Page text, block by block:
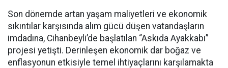
Son dönemde artan yaşam maliyetleri ve ekonomik
sıkıntılar karşısında alım gücü düşen vatandaşların
imdadına, Cihanbeyli’de başlatılan “Askıda Ayakkabı”
projesi yetişti. Derinleşen ekonomik dar boğaz ve
enflasyonun etkisiyle temel ihtiyaçlarını karşılamakta